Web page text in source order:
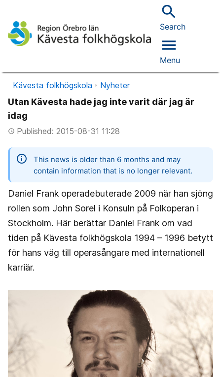
search
Search
menu
Menu
Kävesta folkhögskola Nyheter
Utan Kävesta hade jag inte varit där jag är
idag
access_timePublished: 2015-08-31 11:28
information
This news is older than 6 months and may
contain information that is no longer relevant.
Daniel Frank operadebuterade 2009 när han sjöng
rollen som John Sorel i Konsuln på Folkoperan i
Stockholm. Här berättar Daniel Frank om vad
tiden på Kävesta folkhögskola 1994 – 1996 betytt
för hans väg till operasångare med internationell
karriär.